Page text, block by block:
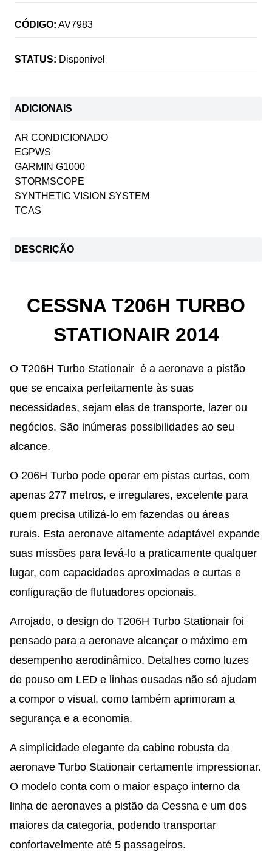
CÓDIGO: AV7983
STATUS: Disponível
ADICIONAIS
AR CONDICIONADO
EGPWS
GARMIN G1000
STORMSCOPE
SYNTHETIC VISION SYSTEM
TCAS
DESCRIÇÃO
CESSNA T206H TURBO
STATIONAIR 2014
O T206H Turbo Stationair é a aeronave a pistão
que se encaixa perfeitamente às suas
necessidades, sejam elas de transporte, lazer ou
negócios. São inúmeras possibilidades ao seu
alcance.
O 206H Turbo pode operar em pistas curtas, com
apenas 277 metros, e irregulares, excelente para
quem precisa utilizá-lo em fazendas ou áreas
rurais. Esta aeronave altamente adaptável expande
suas missões para levá-lo a praticamente qualquer
lugar, com capacidades aproximadas e curtas e
configuração de flutuadores opcionais.
Arrojado, o design do T206H Turbo Stationair foi
pensado para a aeronave alcançar o máximo em
desempenho aerodinâmico. Detalhes como luzes
de pouso em LED e linhas ousadas não só ajudam
a compor o visual, como também aprimoram a
segurança e a economia.
A simplicidade elegante da cabine robusta da
aeronave Turbo Stationair certamente impressionar.
O modelo conta com o maior espaço interno da
linha de aeronaves a pistão da Cessna e um dos
maiores da categoria, podendo transportar
confortavelmente até 5 passageiros.